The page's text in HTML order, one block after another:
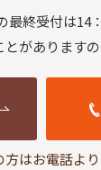
最終受付は14
がありますの
はお電話より